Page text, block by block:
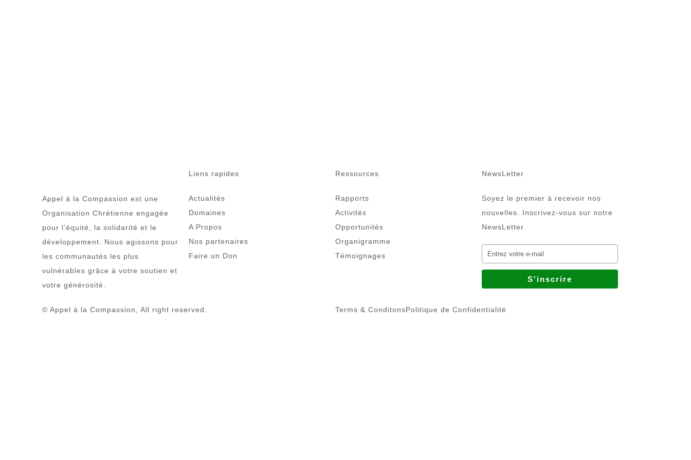
Appel à la Compassion est une
Organisation Chrétienne engagée
pour l’équité, la solidarité et le
développement. Nous agissons pour
les communautés les plus
vulnérables grâce à votre soutien et
votre générosité.
Liens rapides
Actualités
Domaines
A Propos
Nos partenaires
Faire un Don
Ressources
Rapports
Activités
Opportunités
Organigramme
Témoignages
NewsLetter
Soyez le premier à recevoir nos
nouvelles. Inscrivez-vous sur notre
NewsLetter
© Appel à la Compassion, All right reserved. Terms & ConditonsPolitique de Confidentialité